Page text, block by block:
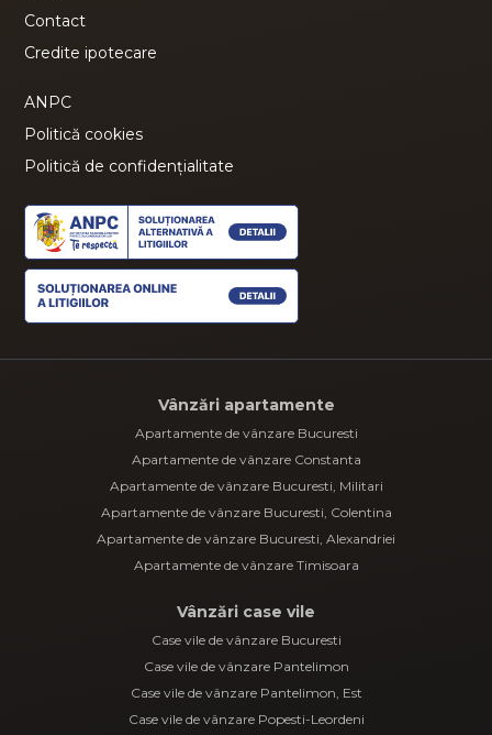
Contact
Credite ipotecare
ANPC
Politică cookies
Politică de confidențialitate
Vânzări apartamente
Apartamente de vânzare Bucuresti
Apartamente de vânzare Constanta
Apartamente de vânzare Bucuresti, Militari
Apartamente de vânzare Bucuresti, Colentina
Apartamente de vânzare Bucuresti, Alexandriei
Apartamente de vânzare Timisoara
Vânzări case vile
Case vile de vânzare Bucuresti
Case vile de vânzare Pantelimon
Case vile de vânzare Pantelimon, Est
Case vile de vânzare Popesti-Leordeni